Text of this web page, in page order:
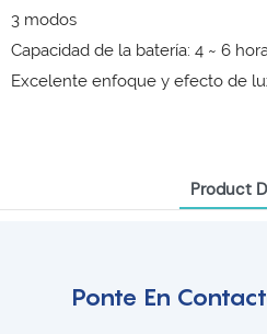
3 modos
Capacidad de la batería: 4 ~ 6
Excelente enfoque y efecto de
Product
Ponte En